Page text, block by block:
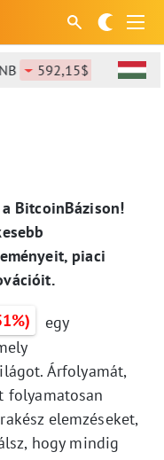
592,15$ -0,33%
BitcoinBázison!
piaci
egy
Árfolyamát,
folyamatosan
elemzéseket,
hogy mindig